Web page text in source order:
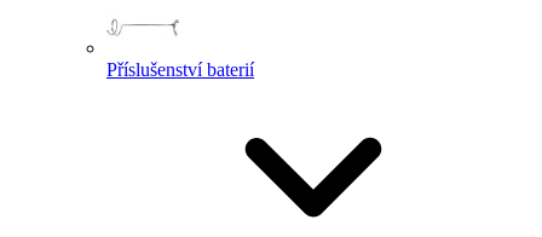
Příslušenství baterií